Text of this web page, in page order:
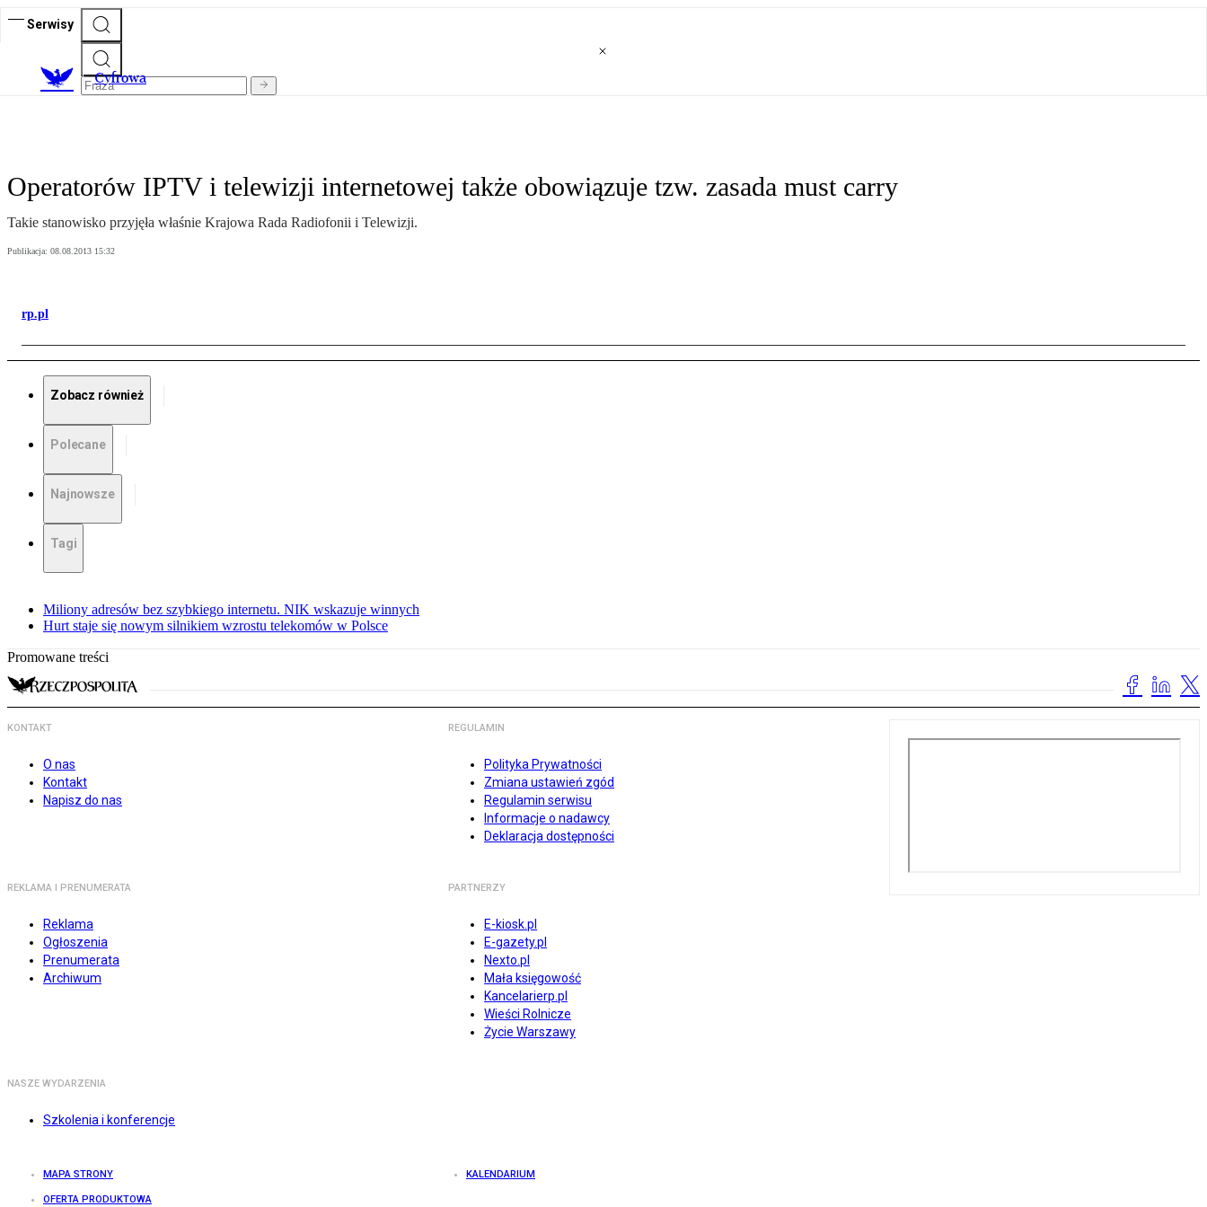
Serwisy
Cyfrowa
Operatorów IPTV i telewizji internetowej także obowiązuje tzw. zasada must carry
Takie stanowisko przyjęła właśnie Krajowa Rada Radiofonii i Telewizji.
Publikacja: 08.08.2013 15:32
rp.pl
Zobacz również
Polecane
Najnowsze
Tagi
Miliony adresów bez szybkiego internetu. NIK wskazuje winnych
Hurt staje się nowym silnikiem wzrostu telekomów w Polsce
Promowane treści
KONTAKT
O nas
Kontakt
Napisz do nas
REGULAMIN
Polityka Prywatności
Zmiana ustawień zgód
Regulamin serwisu
Informacje o nadawcy
Deklaracja dostępności
REKLAMA I PRENUMERATA
Reklama
Ogłoszenia
Prenumerata
Archiwum
PARTNERZY
E-kiosk.pl
E-gazety.pl
Nexto.pl
Mała księgowość
Kancelarierp.pl
Wieści Rolnicze
Życie Warszawy
NASZE WYDARZENIA
Szkolenia i konferencje
MAPA STRONY KALENDARIUM
OFERTA PRODUKTOWA